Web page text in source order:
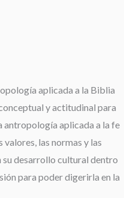
aplicada a la Biblia
y actitudinal para
antropología aplicada a la fe
valores, las normas y las
desarrollo cultural dentro
para poder digerirla en la